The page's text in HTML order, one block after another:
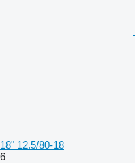
18" 12.5/80-18
6